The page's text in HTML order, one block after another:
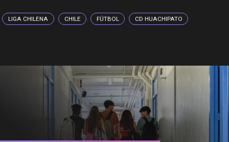
LIGA CHILENA CHILE FÚTBOL CD HUACHIPATO